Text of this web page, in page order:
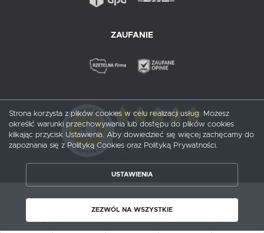
ZAUFANIE
5/ 5
Copyright by probox.pl
Strona korzysta z plików cookies w celu realizacji usług. Możesz
określić warunki przechowywania lub dostępu do plików cookies
klikając przycisk Ustawienia. Aby dowiedzieć się więcej zachęcamy do
zapoznania się z Polityką Cookies oraz Polityką Prywatności.
USTAWIENIA
ZEZWÓL NA WSZYSTKIE
ZAPISZ WYBRANE
ZEZWÓL NA WSZYSTKIE